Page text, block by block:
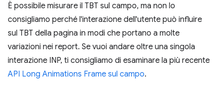
È possibile misurare il TBT sul campo, ma non lo
consigliamo perché l'interazione dell'utente può influire
sul TBT della pagina in modi che portano a molte
variazioni nei report. Se vuoi andare oltre una singola
interazione INP, ti consigliamo di esaminare la più recente
API Long Animations Frame sul campo.